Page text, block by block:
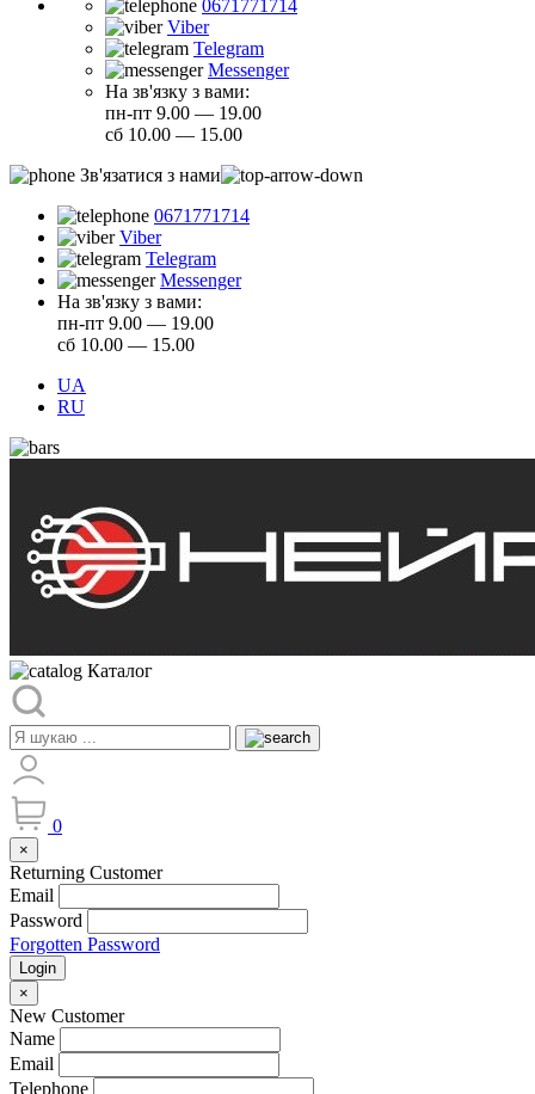
0671771714
Viber
Telegram
Messenger
На зв'язку з вами:
пн-пт 9.00 — 19.00
сб 10.00 — 15.00
Зв'язатися з нами
0671771714
Viber
Telegram
Messenger
На зв'язку з вами:
пн-пт 9.00 — 19.00
сб 10.00 — 15.00
UA
RU
Каталог
0
×
Returning Customer
Email
Password
Forgotten Password
Login
×
New Customer
Name
Email
Telephone